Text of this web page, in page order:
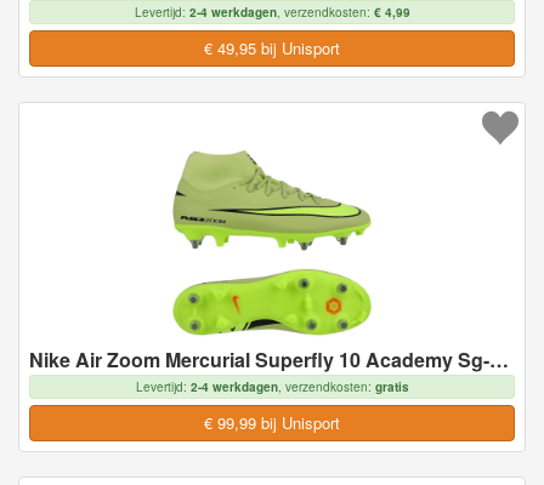
Levertijd: 2-4 werkdagen, verzendkosten: € 4,99
€ 49,95 bij Unisport
Nike Air Zoom Mercurial Superfly 10 Academy Sg-pro Anti-clog Max Voltage - Geel/neon/oranje - Soft Ground (Sg), maat 41
Levertijd: 2-4 werkdagen, verzendkosten: gratis
€ 99,99 bij Unisport